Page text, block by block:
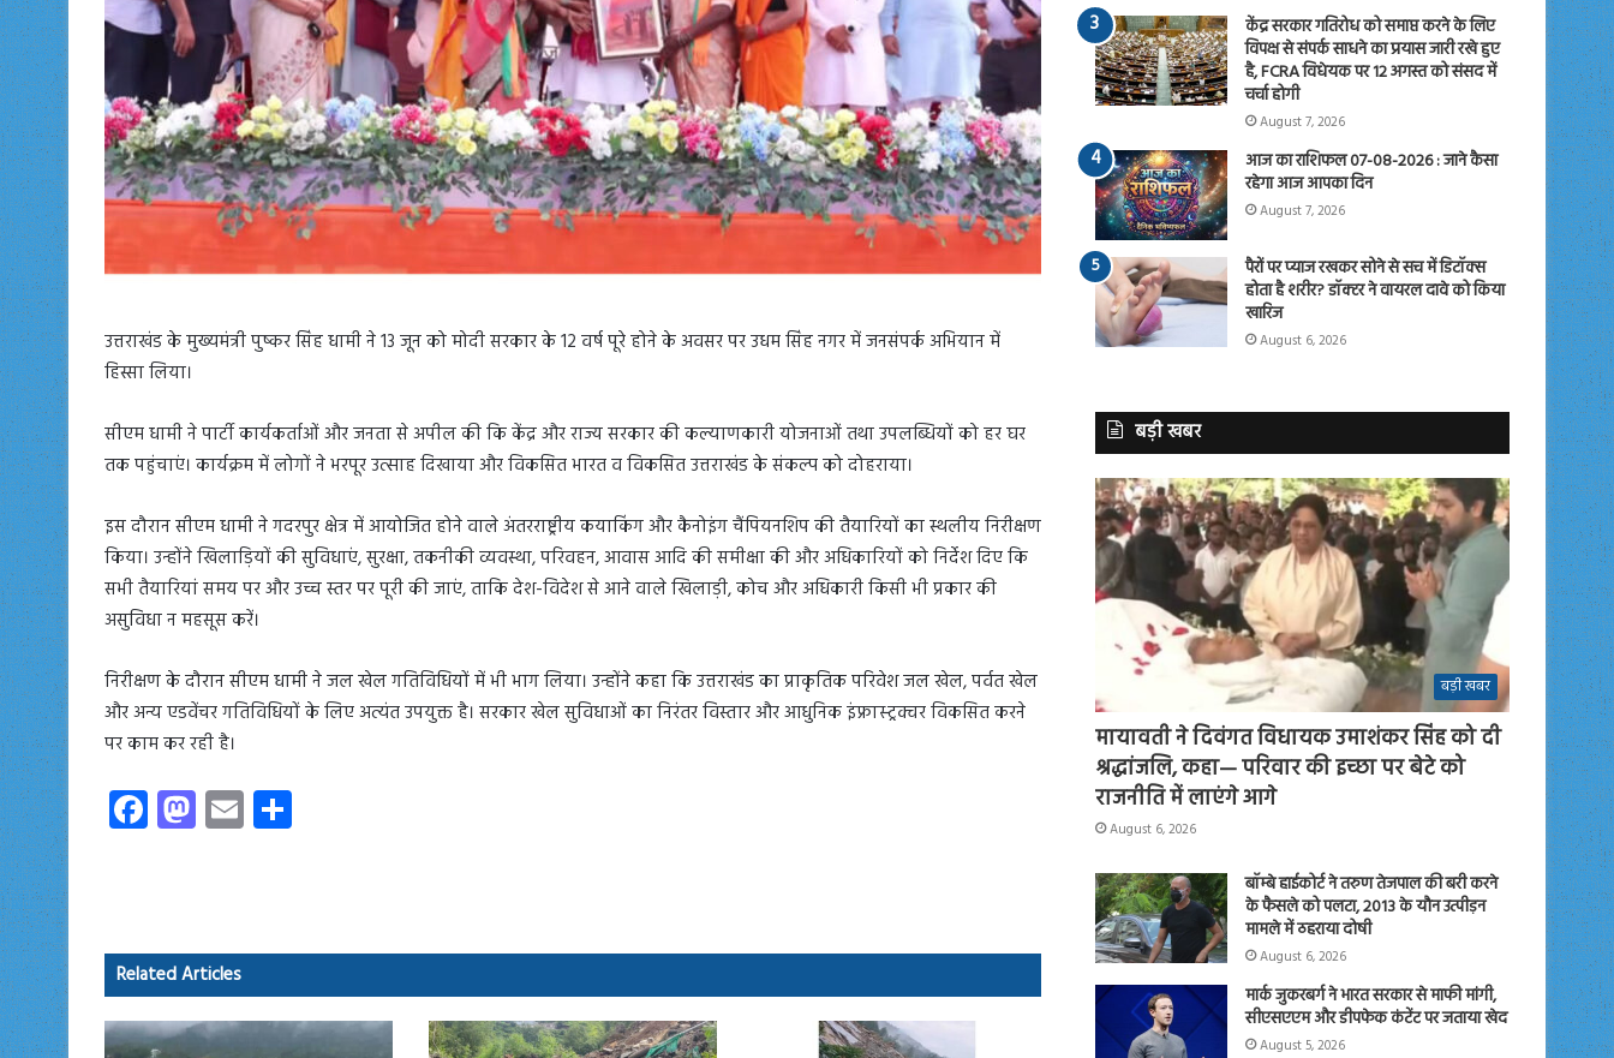
उत्तराखंड के मुख्यमंत्री पुष्कर सिंह धामी ने 13 जून को मोदी सरकार के 12 वर्ष पूरे होने के अवसर पर उधम सिंह नगर में जनसंपर्क अभियान में
हिस्सा लिया।
सीएम धामी ने पार्टी कार्यकर्ताओं और जनता से अपील की कि केंद्र और राज्य सरकार की कल्याणकारी योजनाओं तथा उपलब्धियों को हर घर
तक पहुंचाएं। कार्यक्रम में लोगों ने भरपूर उत्साह दिखाया और विकसित भारत व विकसित उत्तराखंड के संकल्प को दोहराया।
इस दौरान सीएम धामी ने गदरपुर क्षेत्र में आयोजित होने वाले अंतरराष्ट्रीय कयाकिंग और कैनोइंग चैंपियनशिप की तैयारियों का स्थलीय निरीक्षण
किया। उन्होंने खिलाड़ियों की सुविधाएं, सुरक्षा, तकनीकी व्यवस्था, परिवहन, आवास आदि की समीक्षा की और अधिकारियों को निर्देश दिए कि
सभी तैयारियां समय पर और उच्च स्तर पर पूरी की जाएं, ताकि देश-विदेश से आने वाले खिलाड़ी, कोच और अधिकारी किसी भी प्रकार की
असुविधा न महसूस करें।
निरीक्षण के दौरान सीएम धामी ने जल खेल गतिविधियों में भी भाग लिया। उन्होंने कहा कि उत्तराखंड का प्राकृतिक परिवेश जल खेल, पर्वत खेल
और अन्य एडवेंचर गतिविधियों के लिए अत्यंत उपयुक्त है। सरकार खेल सुविधाओं का निरंतर विस्तार और आधुनिक इंफ्रास्ट्रक्चर विकसित करने
पर काम कर रही है।
Fa
ce
ok
M
as
o
n
E
m
Related Articles
केंद्र सरकार गतिरोध को समाप्त करने के लिए
विपक्ष से संपर्क साधने का प्रयास जारी रखे हुए
है, FCRA विधेयक पर 12 अगस्त को संसद में
चर्चा होगी
August 7, 2026
आज का राशिफल 07-08-2026 : जाने कैसा
रहेगा आज आपका दिन
August 7, 2026
पैरों पर प्याज रखकर सोने से सच में डिटॉक्स
होता है शरीर? डॉक्टर ने वायरल दावे को किया
खारिज
August 6, 2026
बड़ी खबर
बड़ी खबर
मायावती ने दिवंगत विधायक उमाशंकर सिंह को दी
श्रद्धांजलि, कहा— परिवार की इच्छा पर बेटे को
राजनीति में लाएंगे आगे
August 6, 2026
बॉम्बे हाईकोर्ट ने तरुण तेजपाल की बरी करने
के फैसले को पलटा, 2013 के यौन उत्पीड़न
मामले में ठहराया दोषी
August 6, 2026
मार्क जुकरबर्ग ने भारत सरकार से माफी मांगी,
सीएसएएम और डीपफेक कंटेंट पर जताया खेद
August 5, 2026